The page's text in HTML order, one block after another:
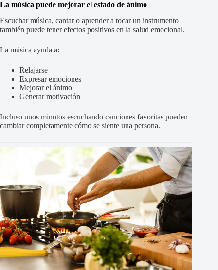
La música puede mejorar el estado de ánimo
Escuchar música, cantar o aprender a tocar un instrumento
también puede tener efectos positivos en la salud emocional.
La música ayuda a:
Relajarse
Expresar emociones
Mejorar el ánimo
Generar motivación
Incluso unos minutos escuchando canciones favoritas pueden
cambiar completamente cómo se siente una persona.